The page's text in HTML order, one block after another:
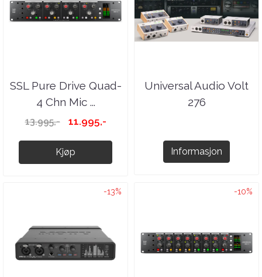
SSL Pure Drive Quad-
4 Chn Mic ...
13.995,- 11.995,-
Kjøp
Universal Audio Volt
276
Informasjon
-13% -10%